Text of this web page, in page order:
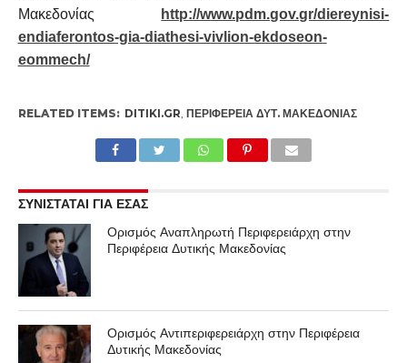
Μακεδονίας
http://www.pdm.gov.gr/diereynisi-
endiaferontos-gia-diathesi-vivlion-ekdoseon-
eommech/
RELATED ITEMS: DITIKI.GR ΠΕΡΙΦΈΡΕΙΑ ΔΥΤ. ΜΑΚΕΔΟΝΊΑΣ
ΣΥΝΙΣΤΑΤΑΙ ΓΙΑ ΕΣΑΣ
Ορισμός Αναπληρωτή Περιφερειάρχη στην
Περιφέρεια Δυτικής Μακεδονίας
Ορισμός Αντιπεριφερειάρχη στην Περιφέρεια
Δυτικής Μακεδονίας